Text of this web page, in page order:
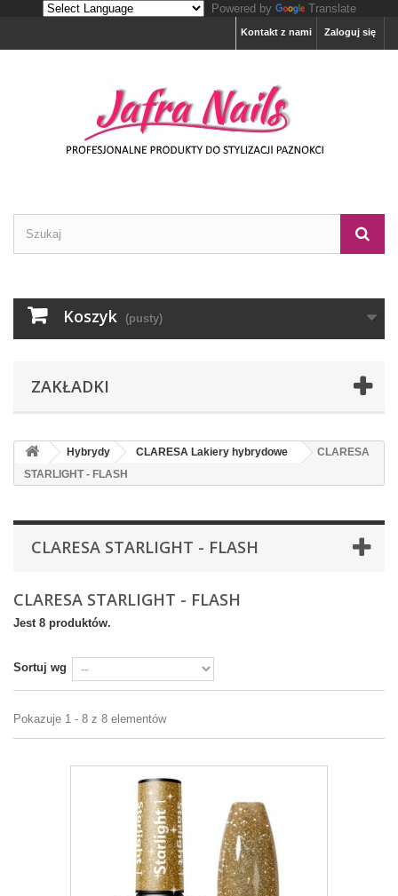
Powered by Translate
Zaloguj się
Kontakt z nami
Koszyk (pusty)
ZAKŁADKI
Hybrydy CLARESA Lakiery hybrydowe
CLARESA
STARLIGHT - FLASH
CLARESA STARLIGHT - FLASH
CLARESA STARLIGHT - FLASH
Jest 8 produktów.
Sortuj wg
Pokazuje 1 - 8 z 8 elementów